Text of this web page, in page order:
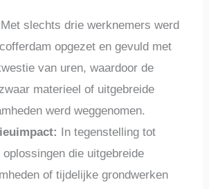
Met slechts drie werknemers werd
opgezet en gevuld met
van uren, waardoor de
materieel of uitgebreide
werd weggenomen.
In tegenstelling tot
die uitgebreide
of tijdelijke grondwerken